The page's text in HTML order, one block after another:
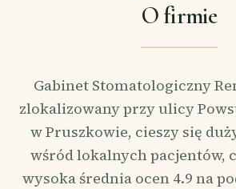
O firmie
Gabinet Stomatologiczny
zlokalizowany przy ulicy
w Pruszkowie, cieszy się
wśród lokalnych pacjentów,
wysoka średnia ocen 4.9 na